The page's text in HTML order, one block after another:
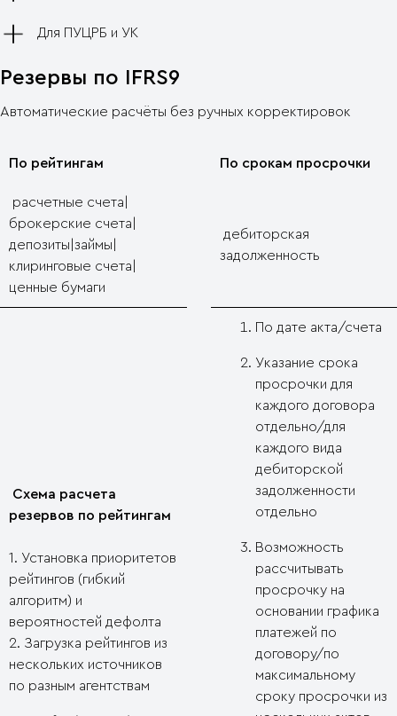
Для ПУЦРБ и УК
Резервы по IFRS9
Автоматические расчёты без ручных корректировок
По рейтингам По срокам просрочки
расчетные счета|
брокерские счета|
депозиты|займы|
клиринговые счета|
ценные бумаги
дебиторская
задолженность
Схема расчета
резервов по рейтингам
1. Установка приоритетов
рейтингов (гибкий
алгоритм) и
вероятностей дефолта
2. Загрузка рейтингов из
нескольких источников
по разным агентствам
По дате акта/счета
Указание срока
просрочки для
каждого договора
отдельно/для
каждого вида
дебиторской
задолженности
отдельно
Возможность
рассчитывать
просрочку на
основании графика
платежей по
договору/по
максимальному
сроку просрочки из